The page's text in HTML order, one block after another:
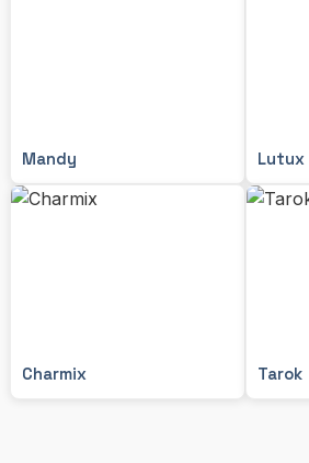
Mandy Lutux
Charmix Tarok